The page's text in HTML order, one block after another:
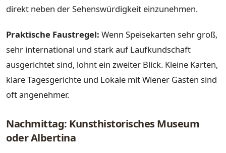
direkt neben der Sehenswürdigkeit einzunehmen.
Praktische Faustregel: Wenn Speisekarten sehr groß,
sehr international und stark auf Laufkundschaft
ausgerichtet sind, lohnt ein zweiter Blick. Kleine Karten,
klare Tagesgerichte und Lokale mit Wiener Gästen sind
oft angenehmer.
Nachmittag: Kunsthistorisches Museum
oder Albertina